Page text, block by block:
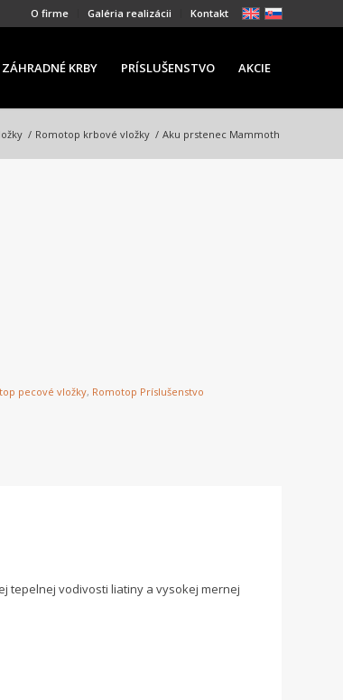
O firme Galéria realizácii Kontakt
ZÁHRADNÉ KRBY PRÍSLUŠENSTVO AKCIE
/ Romotop krbové vložky / Aku prstenec Mammoth
pecové vložky, Romotop Príslušenstvo
tepelnej vodivosti liatiny a vysokej mernej